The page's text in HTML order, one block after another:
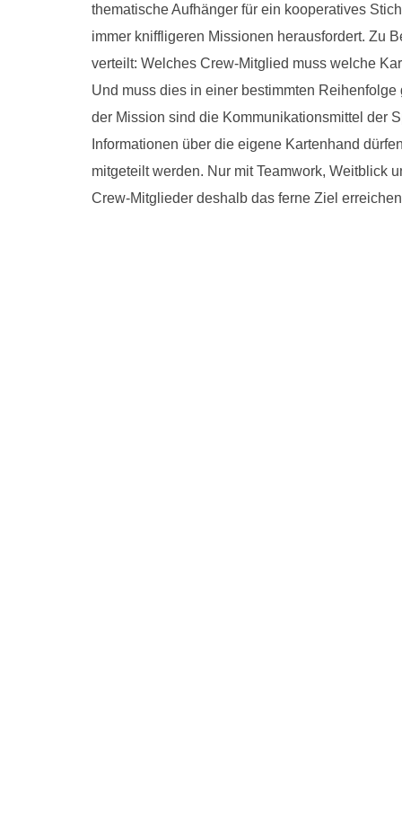
thematische Aufhänger für ein kooperatives
immer kniffligeren Missionen herausfordert. Zu
verteilt: Welches Crew-Mitglied muss welche
Und muss dies in einer bestimmten
der Mission sind die Kommunikationsmittel der
Informationen über die eigene Kartenhand
mitgeteilt werden. Nur mit Teamwork, Weitblick
Crew-Mitglieder deshalb das ferne Ziel